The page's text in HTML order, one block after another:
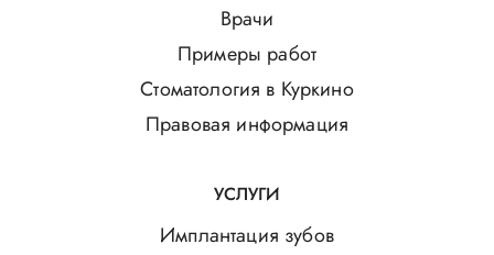
Врачи
Примеры работ
Стоматология в Куркино
Правовая информация
УСЛУГИ
Имплантация зубов